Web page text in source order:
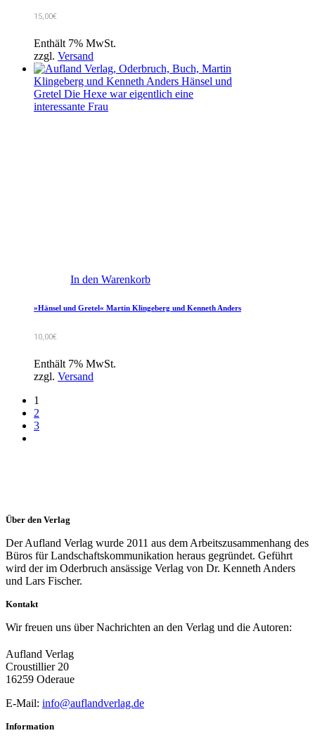
15,00€
Enthält 7% MwSt.
zzgl. Versand
In den Warenkorb
»Hänsel und Gretel« Martin Klingeberg und Kenneth Anders
10,00€
Enthält 7% MwSt.
zzgl. Versand
1
2
3
Über den Verlag
Der Aufland Verlag wurde 2011 aus dem Arbeitszusammenhang des
Büros für Landschaftskommunikation heraus gegründet. Geführt
wird der im Oderbruch ansässige Verlag von Dr. Kenneth Anders
und Lars Fischer.
Kontakt
Wir freuen uns über Nachrichten an den Verlag und die Autoren:
Aufland Verlag
Croustillier 20
16259 Oderaue
E-Mail: info@auflandverlag.de
Information